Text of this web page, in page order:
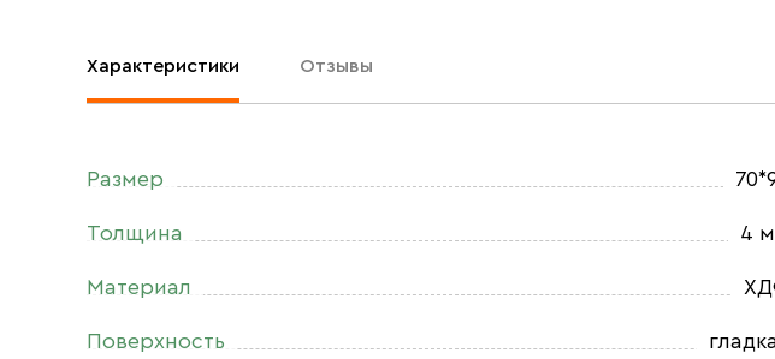
Характеристики Отзывы
Размер
Толщина 4
Материал
Поверхность